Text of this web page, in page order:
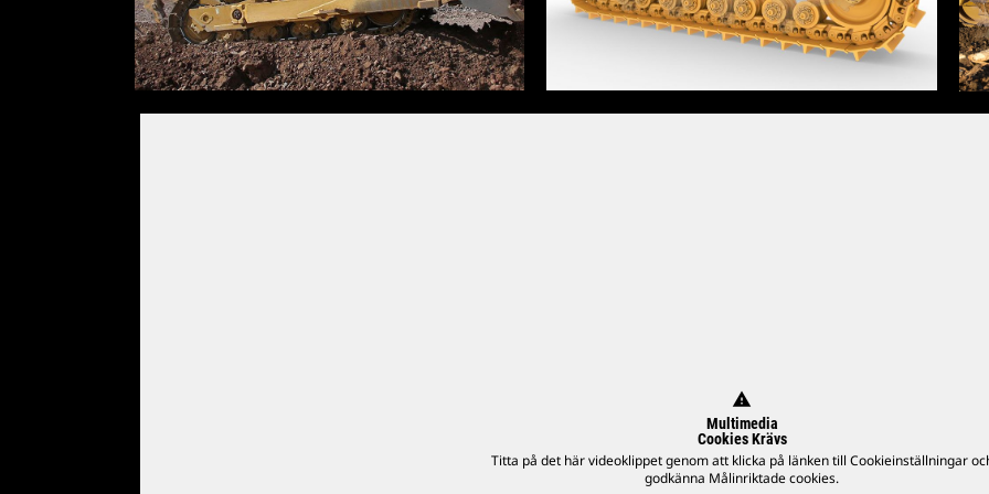
warning
Multimedia
Cookies Krävs
Titta på det här videoklippet genom att klicka på länken till Cookieinställningar
godkänna Målinriktade cookies.